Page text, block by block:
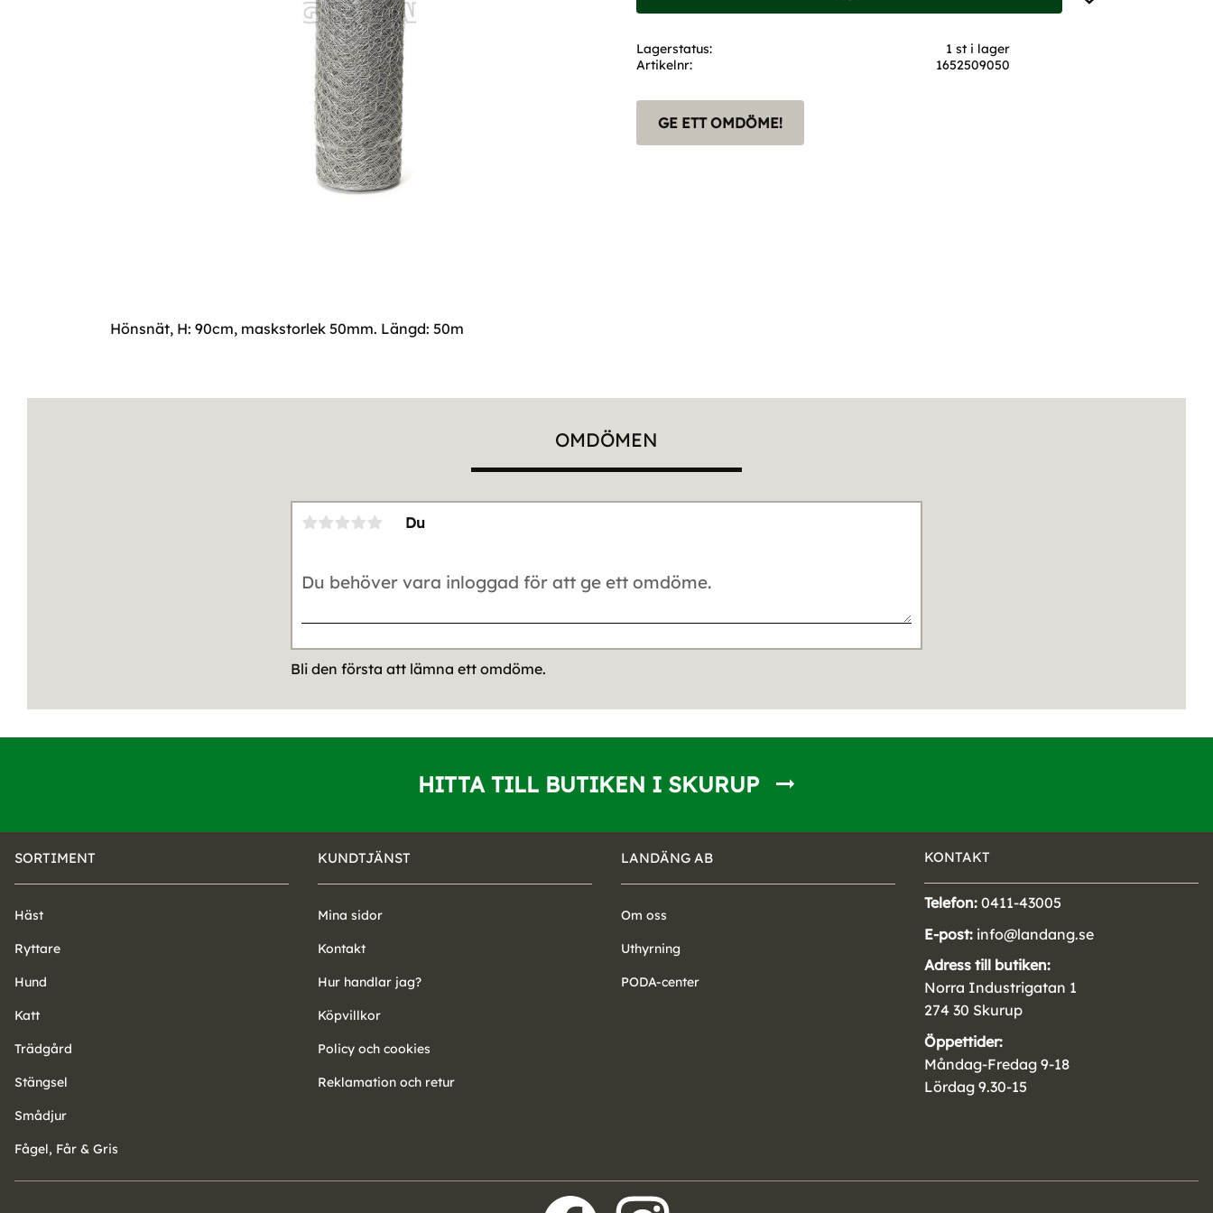
Lagerstatus
1 st i lager
Artikelnr
1652509050
GE ETT OMDÖME!
Hönsnät, H: 90cm, maskstorlek 50mm. Längd: 50m
OMDÖMEN
Du
Bli den första att lämna ett omdöme.
HITTA TILL BUTIKEN I SKURUP
SORTIMENT
Häst
Ryttare
Hund
Katt
Trädgård
Stängsel
Smådjur
Fågel, Får & Gris
KUNDTJÄNST
Mina sidor
Kontakt
Hur handlar jag?
Köpvillkor
Policy och cookies
Reklamation och retur
LANDÄNG AB
Om oss
Uthyrning
PODA-center
KONTAKT
Telefon: 0411-43005
E-post: info@landang.se
Adress till butiken:
Norra Industrigatan 1
274 30 Skurup
Öppettider:
Måndag-Fredag 9-18
Lördag 9.30-15